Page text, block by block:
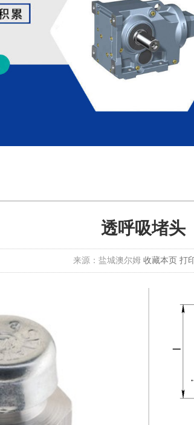
透呼吸堵头
来源：盐城澳尔姆 收藏本页 打